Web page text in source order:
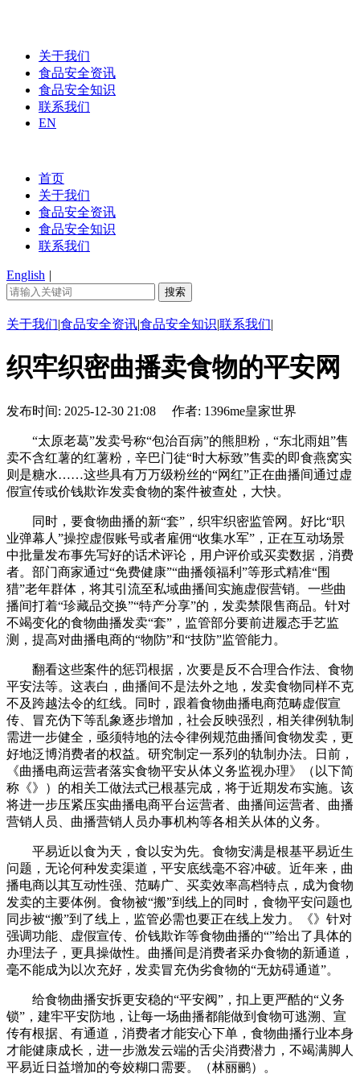
关于我们
食品安全资讯
食品安全知识
联系我们
EN
首页
关于我们
食品安全资讯
食品安全知识
联系我们
English |
关于我们|食品安全资讯|食品安全知识|联系我们|
织牢织密曲播卖食物的平安网
发布时间: 2025-12-30 21:08 作者: 1396me皇家世界
“太原老葛”发卖号称“包治百病”的熊胆粉，“东北雨姐”售
卖不含红薯的红薯粉，辛巴门徒“时大标致”售卖的即食燕窝实
则是糖水……这些具有万万级粉丝的“网红”正在曲播间通过虚
假宣传或价钱欺诈发卖食物的案件被查处，大快。
同时，要食物曲播的新“套”，织牢织密监管网。好比“职
业弹幕人”操控虚假账号或者雇佣“收集水军”，正在互动场景
中批量发布事先写好的话术评论，用户评价或买卖数据，消费
者。部门商家通过“免费健康”“曲播领福利”等形式精准“围
猎”老年群体，将其引流至私域曲播间实施虚假营销。一些曲
播间打着“珍藏品交换”“特产分享”的，发卖禁限售商品。针对
不竭变化的食物曲播发卖“套”，监管部分要前进履态手艺监
测，提高对曲播电商的“物防”和“技防”监管能力。
翻看这些案件的惩罚根据，次要是反不合理合作法、食物
平安法等。这表白，曲播间不是法外之地，发卖食物同样不克
不及跨越法令的红线。同时，跟着食物曲播电商范畴虚假宣
传、冒充伪下等乱象逐步增加，社会反映强烈，相关律例轨制
需进一步健全，亟须特地的法令律例规范曲播间食物发卖，更
好地泛博消费者的权益。研究制定一系列的轨制办法。日前，
《曲播电商运营者落实食物平安从体义务监视办理》（以下简
称《》）的相关工做法式已根基完成，将于近期发布实施。该
将进一步压紧压实曲播电商平台运营者、曲播间运营者、曲播
营销人员、曲播营销人员办事机构等各相关从体的义务。
平易近以食为天，食以安为先。食物安满是根基平易近生
问题，无论何种发卖渠道，平安底线毫不容冲破。近年来，曲
播电商以其互动性强、范畴广、买卖效率高档特点，成为食物
发卖的主要体例。食物被“搬”到线上的同时，食物平安问题也
同步被“搬”到了线上，监管必需也要正在线上发力。《》针对
强调功能、虚假宣传、价钱欺诈等食物曲播的“”给出了具体的
办理法子，更具操做性。曲播间是消费者采办食物的新通道，
毫不能成为以次充好，发卖冒充伪劣食物的“无妨碍通道”。
给食物曲播安拆更安稳的“平安阀”，扣上更严酷的“义务
锁”，建牢平安防地，让每一场曲播都能做到食物可逃溯、宣
传有根据、有通道，消费者才能安心下单，食物曲播行业本身
才能健康成长，进一步激发云端的舌尖消费潜力，不竭满脚人
平易近日益增加的夸姣糊口需要。（林丽鹂）。